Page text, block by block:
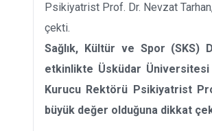
Psikiyatrist Prof. Dr. Nevzat
çekti.
Sağlık, Kültür ve Spor (SKS)
etkinlikte Üsküdar Üniversitesi
Kurucu Rektörü Psikiyatrist
büyük değer olduğuna dikkat